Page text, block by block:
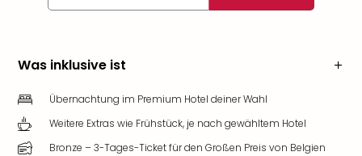
Was inklusive ist
Übernachtung im Premium Hotel deiner Wahl
Weitere Extras wie Frühstück, je nach gewähltem Hotel
Bronze – 3-Tages-Ticket für den Großen Preis von Belgien